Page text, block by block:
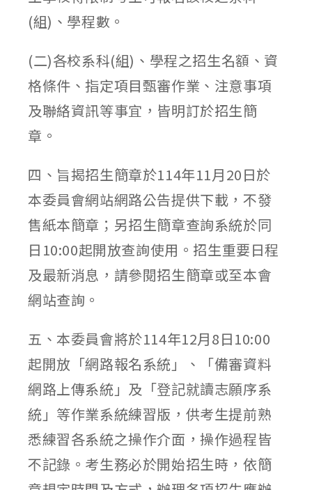
(組)、學程數。
(二)各校系科(組)、學程之招生名額、資
格條件、指定項目甄審作業、注意事項
及聯絡資訊等事宜，皆明訂於招生簡
章。
四、旨揭招生簡章於114年11月20日於
本委員會網站網路公告提供下載，不發
售紙本簡章；另招生簡章查詢系統於同
日10:00起開放查詢使用。招生重要日程
及最新消息，請參閱招生簡章或至本會
網站查詢。
五、本委員會將於114年12月8日10:00
起開放「網路報名系統」、「備審資料
網路上傳系統」及「登記就讀志願序系
統」等作業系統練習版，供考生提前熟
悉練習各系統之操作介面，操作過程皆
不記錄。考生務必於開始招生時，依簡